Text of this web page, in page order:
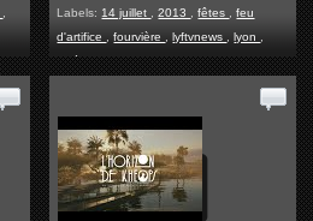
,
Labels:14 juillet ,2013 ,fêtes ,feu
d'artifice ,fourvière ,lyftvnews ,lyon ,
vidéos